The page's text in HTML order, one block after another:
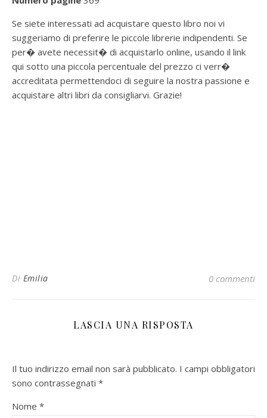
Se siete interessati ad acquistare questo libro noi vi
suggeriamo di preferire le piccole librerie indipendenti. Se
per� avete necessit� di acquistarlo online, usando il link
qui sotto una piccola percentuale del prezzo ci verr�
accreditata permettendoci di seguire la nostra passione e
acquistare altri libri da consigliarvi. Grazie!
Di Emilia 0 commenti
LASCIA UNA RISPOSTA
Il tuo indirizzo email non sarà pubblicato. I campi obbligatori
sono contrassegnati *
Nome *